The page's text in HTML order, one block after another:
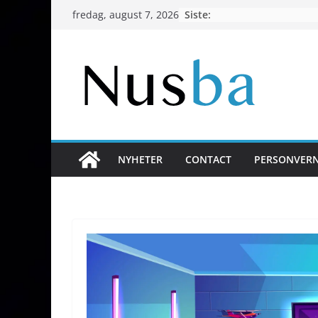
Hoppfredag, august 7, 2026 Siste:
NYHETER CONTACT